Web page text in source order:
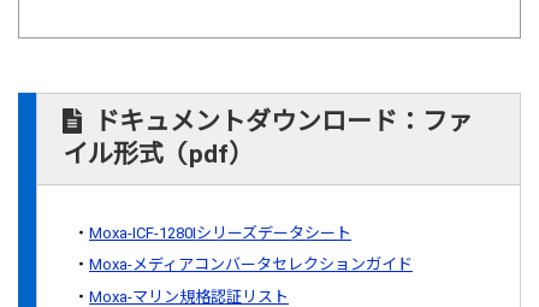
ドキュメントダウンロード：ファ
イル形式（pdf）
Moxa-ICF-1280Iシリーズデータシート
Moxa-メディアコンバータセレクションガイド
Moxa-マリン規格認証リスト